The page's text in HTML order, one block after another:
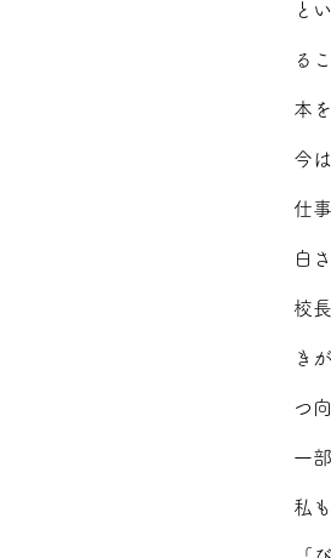
と
る
本
今
仕
白
校
き
つ
一
私